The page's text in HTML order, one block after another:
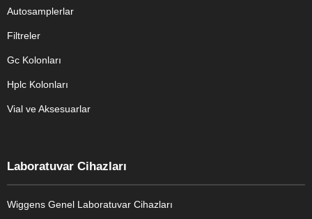
Autosamplerlar
Filtreler
Gc Kolonları
Hplc Kolonları
Vial ve Aksesuarlar
Laboratuvar Cihazları
Wiggens Genel Laboratuvar Cihazları